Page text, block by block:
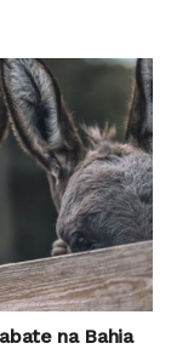
na Bahia